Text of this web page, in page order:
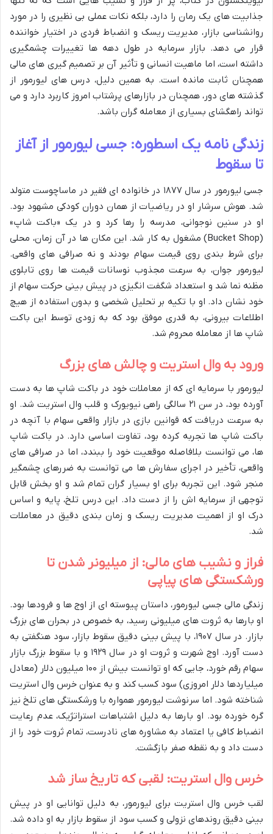
جذابیت های یک رمان را دارد، بلکه نکات عملی بی نظیری را در مورد
روانشناسی بازار، مدیریت ریسک و انضباط فردی در اختیار خواننده
قرار می دهد. بازار سرمایه در طول دهه ها تغییرات چشمگیری
داشته است، اما ماهیت انسانی و تأثیر آن بر تصمیم گیری های مالی
همچنان ثابت مانده است. به همین دلیل، درس های لیورمور از
گذشته های دور، همچنان در بازارهای پرشتاب امروز کاربرد دارد و می
تواند راهگشای بسیاری از معامله گران باشد.
زندگی نامه یک اسطوره: جسی لیورمور از آغاز
تا سقوط
جسی لیورمور در سال ۱۸۷۷ در خانواده ای فقیر در ماساچوست متولد
شد. هوش سرشار او در ریاضیات از همان دوران کودکی مشهود بود.
او در سنین نوجوانی، مدرسه را رها کرد و در یک «باکت شاپ»
(Bucket Shop) مشغول به کار شد. این مکان ها در آن زمان، محلی
برای شرط بندی روی قیمت سهام بودند و نه صرافی های واقعی.
لیورمور جوان، به سرعت مجذوب نوسانات قیمت ها روی تابلوی
مظنه نما شد و استعداد شگفت انگیزی در پیش بینی حرکت سهام از
خود نشان داد. او با تکیه بر تحلیل شخصی و بدون استفاده از هیچ
اطلاعات بیرونی، به قدری موفق بود که به زودی توسط این باکت
شاپ ها از معامله محروم شد.
ورود به وال استریت و چالش های بزرگ
لیورمور با سرمایه ای که از معاملات خود در باکت شاپ ها به دست
آورده بود، در سن ۲۱ سالگی راهی نیویورک و قلب وال استریت شد. او
به سرعت دریافت که قوانین بازی در بازار واقعی سهام با آنچه در
باکت شاپ ها تجربه کرده بود، تفاوت اساسی دارد. در باکت شاپ
ها، می توانست بلافاصله موقعیت خود را ببندد، اما در صرافی های
واقعی، تأخیر در اجرای سفارش ها می توانست به ضررهای چشمگیر
منجر شود. این تجربه برای او بسیار گران تمام شد و او بخش قابل
توجهی از سرمایه اش را از دست داد. این درس تلخ، پایه و اساس
درک او از اهمیت مدیریت ریسک و زمان بندی دقیق در معاملات
شد.
فراز و نشیب های مالی: از میلیونر شدن تا
ورشکستگی های پیاپی
زندگی مالی جسی لیورمور، داستان پیوسته ای از اوج ها و فرودها بود.
او بارها به ثروت های میلیونی رسید، به خصوص در بحران های بزرگ
بازار. در سال ۱۹۰۷، با پیش بینی دقیق سقوط بازار، سود هنگفتی به
دست آورد. اوج شهرت و ثروت او در سال ۱۹۲۹ و با سقوط بزرگ بازار
سهام رقم خورد، جایی که او توانست بیش از ۱۰۰ میلیون دلار (معادل
میلیاردها دلار امروزی) سود کسب کند و به عنوان خرس وال استریت
شناخته شود. اما سرنوشت لیورمور همواره با ورشکستگی های تلخ نیز
گره خورده بود. او بارها به دلیل اشتباهات استراتژیک، عدم رعایت
انضباط کافی یا اعتماد به مشاوره های نادرست، تمام ثروت خود را از
دست داد و به نقطه صفر بازگشت.
خرس وال استریت: لقبی که تاریخ ساز شد
لقب خرس وال استریت برای لیورمور، به دلیل توانایی او در پیش
بینی دقیق روندهای نزولی و کسب سود از سقوط بازار به او داده شد.